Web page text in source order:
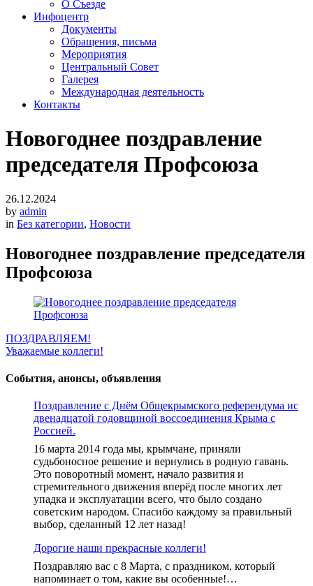
О Съезде
Инфоцентр
Документы
Обращения, письма
Мероприятия
Центральный Совет
Галерея
Международная деятельность
Контакты
Новогоднее поздравление
председателя Профсоюза
26.12.2024
by admin
in Без категории, Новости
Новогоднее поздравление председателя
Профсоюза
Навигация
по
записям
ПОЗДРАВЛЯЕМ!
Уважаемые коллеги!
События, анонсы, объявления
Поздравление с Днём Общекрымского референдума ис
двенадцатой годовщиной воссоединения Крыма с
Россией.
16 марта 2014 года мы, крымчане, приняли
судьбоносное решение и вернулись в родную гавань.
Это поворотный момент, начало развития и
стремительного движения вперёд после многих лет
упадка и эксплуатации всего, что было создано
советским народом. Спасибо каждому за правильный
выбор, сделанный 12 лет назад!
Дорогие наши прекрасные коллеги!
Поздравляю вас с 8 Марта, с праздником, который
напоминает о том, какие вы особенные!…